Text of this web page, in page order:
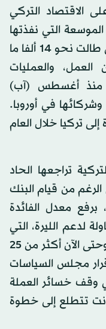
الاقتصاد التركي
التي نفذتها
الحكومة لتطهير المؤسسات، التي طالت نحو 14 ألفا ما
والعمليات
منذ أغسطس (آب)
وشركائها في أوروبا.
تركيا خلال العام
تراجعها الحاد
الرغم من قيام البنك
برفع معدل الفائدة
في محاولة لدعم الليرة، التي
فقدت منذ منتصف يوليو الماضي وحتى الآن أكثر من 25
مجلس السياسات
وقف خسائر العملة
تتطلع إلى خطوة